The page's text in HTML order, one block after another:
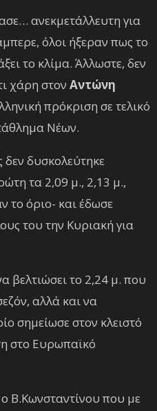
ανεκμετάλλευτη για
όλοι ήξεραν πως το
το κλίμα. Άλλωστε, δεν
χάρη στον Αντώνη
πρόκριση σε τελικό
Νέων.
δυσκολεύτηκε
τα 2,09 μ., 2,13 μ.,
το όριο- και έδωσε
του την Κυριακή για
βελτιώσει το 2,24 μ. που
αλλά και να
σημείωσε στον κλειστό
στο Ευρωπαϊκό
Β.Κωνσταντίνου που με